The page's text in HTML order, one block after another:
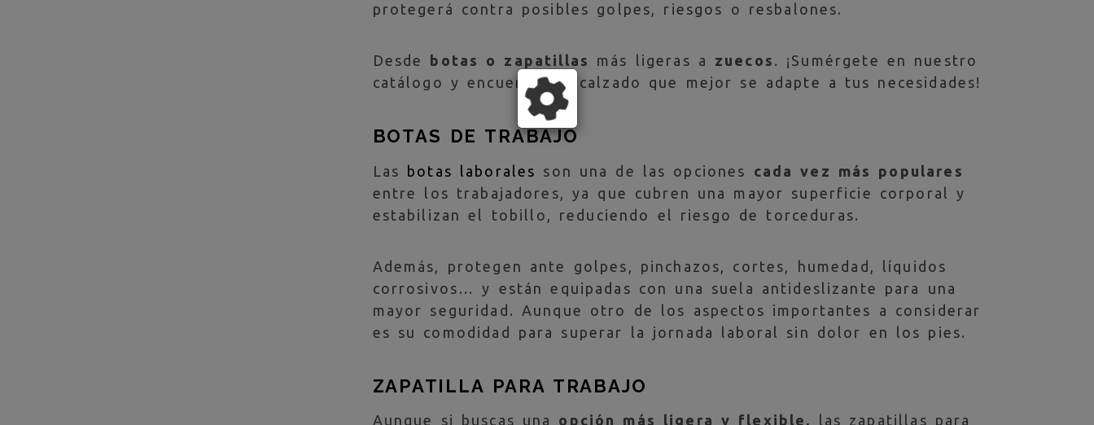
protegerá contra posibles golpes, riesgos o resbalones.
Desde botas o zapatillas más ligeras a zuecos . ¡Sumérgete en nuestro
catálogo y encuentra el calzado que mejor se adapte a tus necesidades!
BOTAS DE TRABAJO
Las botas laborales son una de las opciones cada vez más populares
entre los trabajadores, ya que cubren una mayor superficie corporal y
estabilizan el tobillo, reduciendo el riesgo de torceduras.
Además, protegen ante golpes, pinchazos, cortes, humedad, líquidos
corrosivos… y están equipadas con una suela antideslizante para una
mayor seguridad. Aunque otro de los aspectos importantes a considerar
es su comodidad para superar la jornada laboral sin dolor en los pies.
ZAPATILLA PARA TRABAJO
Aunque si buscas una opción más ligera y flexible,
las zapatillas para